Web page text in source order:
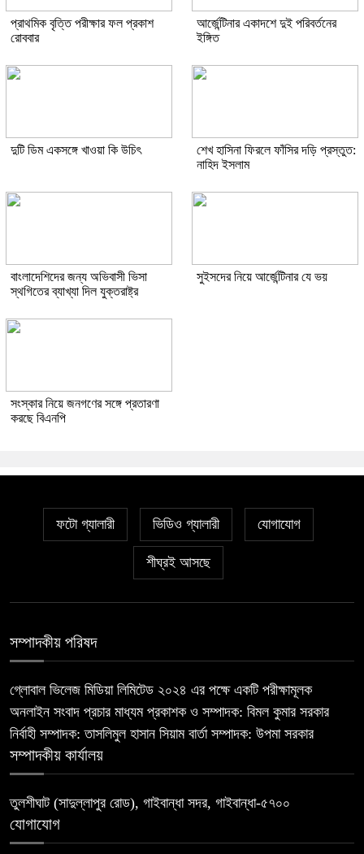
প্রাথমিক বৃত্তি পরীক্ষার ফল প্রকাশ
রোববার
আর্জেন্টিনার একাদশে দুই পরিবর্তনের
ইঙ্গিত
দুটি ডিম একসঙ্গে খাওয়া কি উচিৎ
শেখ হাসিনা ফিরলে ফাঁসির দড়ি প্রস্তুত:
নাহিদ ইসলাম
বাংলাদেশিদের জন্য অভিবাসী ভিসা
স্থগিতের ব্যাখ্যা দিল যুক্তরাষ্ট্র
সুইসদের নিয়ে আর্জেন্টিনার যে ভয়
সংস্কার নিয়ে জনগণের সঙ্গে প্রতারণা
করছে বিএনপি
ফটো গ্যালারী ভিডিও গ্যালারী যোগাযোগ
শীঘ্রই আসছে
সম্পাদকীয় পরিষদ
গ্লোবাল ভিলেজ মিডিয়া লিমিটেড ২০২৪ এর পক্ষে একটি পরীক্ষামূলক
অনলাইন সংবাদ প্রচার মাধ্যম প্রকাশক ও সম্পাদক: বিমল কুমার সরকার
নির্বাহী সম্পাদক: তাসলিমুল হাসান সিয়াম বার্তা সম্পাদক: উপমা সরকার
সম্পাদকীয় কার্যালয়
তুলশীঘাট (সাদুল্লাপুর রোড), গাইবান্ধা সদর, গাইবান্ধা-৫৭০০
যোগাযোগ